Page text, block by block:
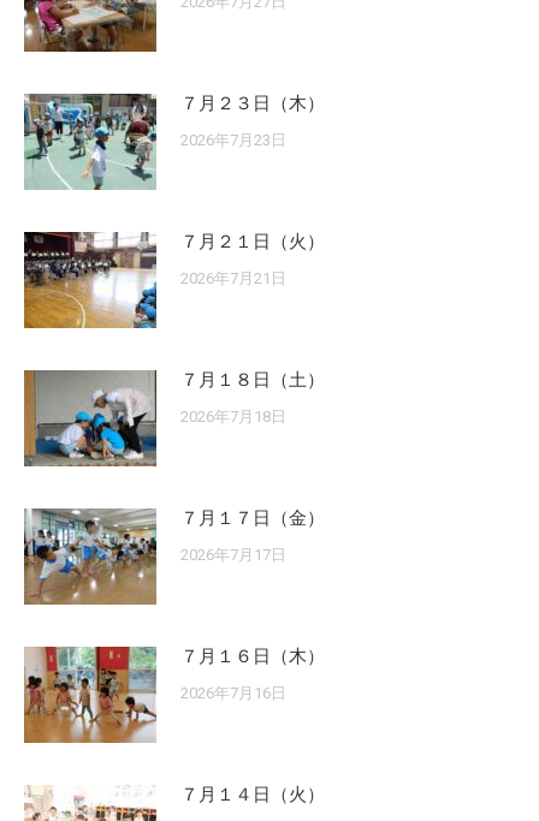
７月２３日（木）
2026年7月23日
７月２１日（火）
2026年7月21日
７月１８日（土）
2026年7月18日
７月１７日（金）
2026年7月17日
７月１６日（木）
2026年7月16日
７月１４日（火）